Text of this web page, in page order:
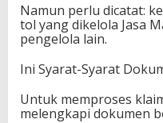
Namun perlu dicatat:
tol yang dikelola Jasa
pengelola lain.
Ini Syarat-Syarat
Untuk memproses
melengkapi dokumen